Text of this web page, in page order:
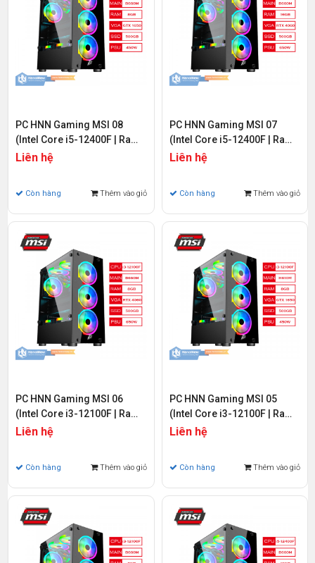
PC HNN Gaming MSI 08
(Intel Core i5-12400F | Ram
8GB | SSD 500GB PCIE Gen 4
Liên hệ
Còn hàng Thêm vào giỏ
PC HNN Gaming MSI 07
(Intel Core i5-12400F | Ram
16GB | SSD 500GB PCIE Gen
Liên hệ
Còn hàng Thêm vào giỏ
PC HNN Gaming MSI 06
(Intel Core i3-12100F | Ram
8GB | SSD 500GB PCIE Gen 4
Liên hệ
Còn hàng Thêm vào giỏ
PC HNN Gaming MSI 05
(Intel Core i3-12100F | Ram
8GB | SSD 500GB PCIE Gen 4
Liên hệ
Còn hàng Thêm vào giỏ